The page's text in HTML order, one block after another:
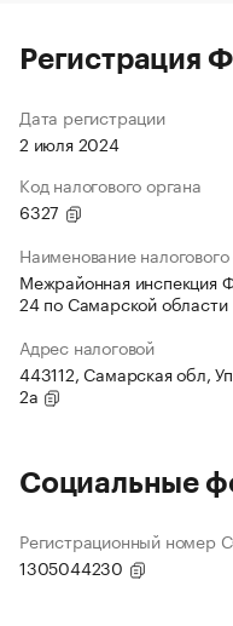
Регистрация
Дата регистрации
2 июля 2024
Код налогового органа
6327
Наименование
Межрайонная инспекция
24 по Самарской области
Адрес налоговой
443112, Самарская обл,
2а
Социальные
Регистрационный номер
1305044230